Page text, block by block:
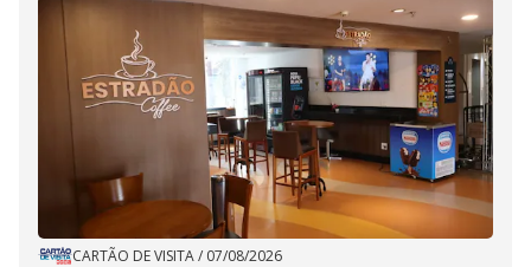
CARTÃO DE VISITA/ 07/08/2026